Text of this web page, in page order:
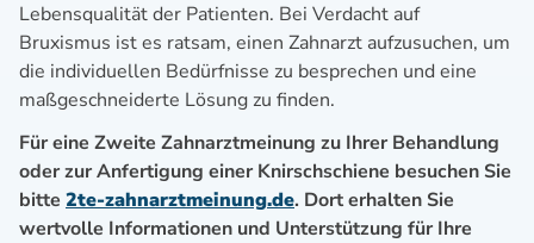
Lebensqualität der Patienten. Bei Verdacht auf
Bruxismus ist es ratsam, einen Zahnarzt aufzusuchen, um
die individuellen Bedürfnisse zu besprechen und eine
maßgeschneiderte Lösung zu finden.
Für eine Zweite Zahnarztmeinung zu Ihrer Behandlung
oder zur Anfertigung einer Knirschschiene besuchen Sie
bitte 2te-zahnarztmeinung.de. Dort erhalten Sie
wertvolle Informationen und Unterstützung für Ihre